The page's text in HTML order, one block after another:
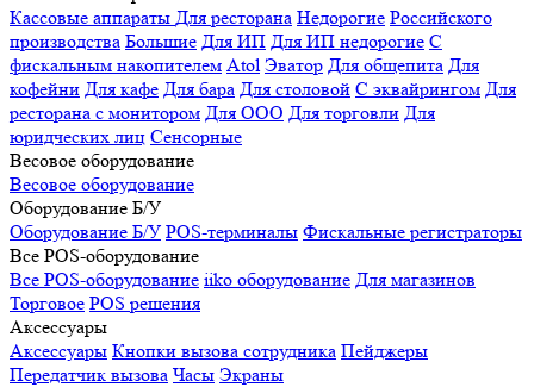
Кассовые аппараты Для ресторана Недорогие Российского
производства Большие Для ИП Для ИП недорогие С
фискальным накопителем Atol Эватор Для общепита Для
кофейни Для кафе Для бара Для столовой С эквайрингом Для
ресторана с монитором Для ООО Для торговли Для
юридческих лиц Сенсорные
Весовое оборудование
Весовое оборудование
Оборудование Б/У
Оборудование Б/У POS-терминалы Фискальные регистраторы
Все POS-оборудование
Все POS-оборудование iiko оборудование Для магазинов
Торговое POS решения
Аксессуары
Аксессуары Кнопки вызова сотрудника Пейджеры
Передатчик вызова Часы Экраны